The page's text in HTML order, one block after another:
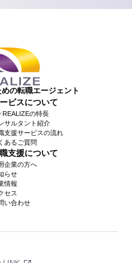
の転職エージェント
ビスについて
REALIZEの特長
サルタント紹介
支援サービスの流れ
あるご質問
支援について
企業の方へ
らせ
情報
セス
い合わせ